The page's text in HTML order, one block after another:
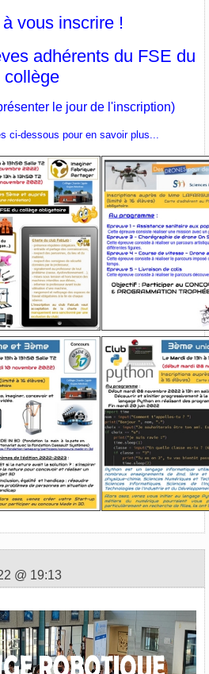
vous inscrire !
adhérents du FSE du
collège
le jour de l'inscription)
ci-dessous pour en savoir plus...
@ 19:13